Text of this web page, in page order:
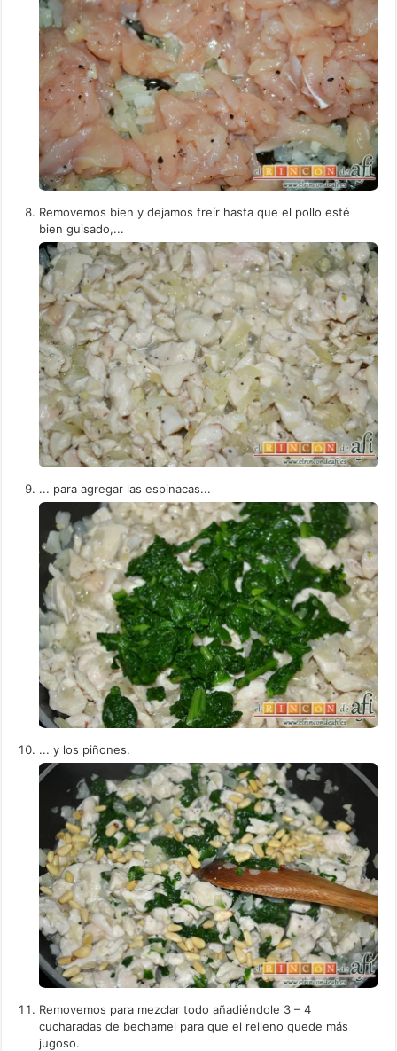
Removemos bien y dejamos freír hasta que el pollo esté
bien guisado,...
... para agregar las espinacas...
... y los piñones.
Removemos para mezclar todo añadiéndole 3 – 4
cucharadas de bechamel para que el relleno quede más
jugoso.